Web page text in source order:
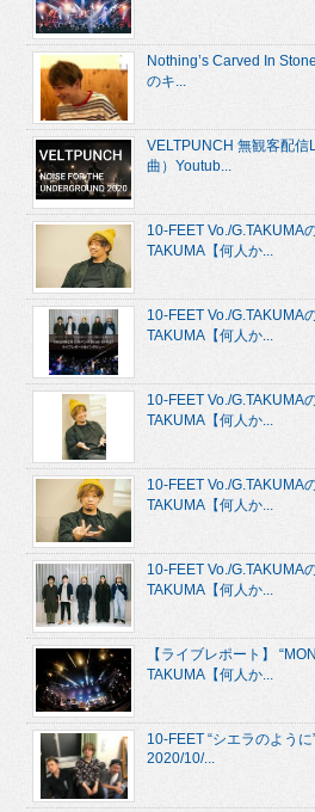
Nothing’s Carved In
のキ...
VELTPUNCH 無観客配
曲）Youtub...
10-FEET Vo./G.TAKUMA
TAKUMA【何人か...
10-FEET Vo./G.TAKUMA
TAKUMA【何人か...
10-FEET Vo./G.TAKUMA
TAKUMA【何人か...
10-FEET Vo./G.TAKUMA
TAKUMA【何人か...
10-FEET Vo./G.TAKUMA
TAKUMA【何人か...
【ライブレポート】
TAKUMA【何人か...
10-FEET “シエラのよう
2020/10/...